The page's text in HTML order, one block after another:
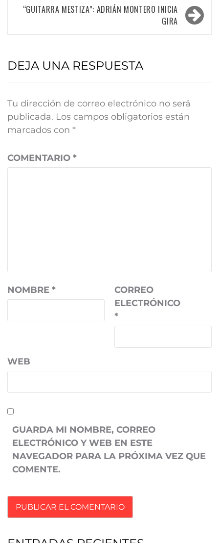
“GUITARRA MESTIZA”: ADRIÁN MONTERO INICIA
GIRA
DEJA UNA RESPUESTA
Tu dirección de correo electrónico no será
publicada. Los campos obligatorios están
marcados con *
COMENTARIO *
NOMBRE *
CORREO
ELECTRÓNICO
*
WEB
GUARDA MI NOMBRE, CORREO
ELECTRÓNICO Y WEB EN ESTE
NAVEGADOR PARA LA PRÓXIMA VEZ QUE
COMENTE.